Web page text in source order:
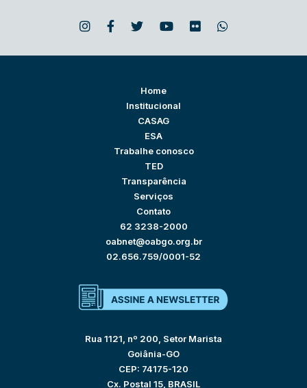
Home
Institucional
CASAG
ESA
Trabalhe conosco
TED
Transparência
Serviços
Contato
62 3238-2000
oabnet@oabgo.org.br
02.656.759/0001-52
Rua 1121, nº 200, Setor Marista
Goiânia-GO
CEP: 74175-120
Cx. Postal 15, BRASIL